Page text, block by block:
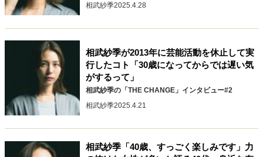
マインドセット
重圧との向き合い方 一流のルーティン
20代の現在地
忘れられない言葉
ライフスタイル・生き方
40代からの景色 50代のリアル
熱狂できるもの
一生モノの愛用品
相武紗季2025.4.28
相武紗季が2013年に芸能活動を休止して実
行したコト「30歳になってからでは遅い気
がするって」
相武紗季の「THE CHANGE」インタビュー#2
相武紗季2025.4.21
相武紗季「40歳、すっごく楽しみです」力